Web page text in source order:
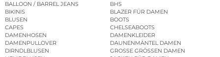
BALLOON / BARREL JEANS
BHS
BIKINIS
BLAZER FÜR DAMEN
BLUSEN
BOOTS
CAPES
CHELSEABOOTS
DAMENHOSEN
DAMENKLEIDER
DAMENPULLOVER
DAUNENMÄNTEL DAMEN
DIRNDLBLUSEN
GROSSE GRÖSSEN DAMEN